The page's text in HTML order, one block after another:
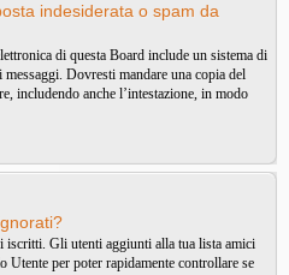
indesiderata o spam da
di questa Board include un sistema di
Dovresti mandare una copia del
includendo anche l’intestazione, in modo
iscritti. Gli utenti aggiunti alla tua lista amici
Utente per poter rapidamente controllare se